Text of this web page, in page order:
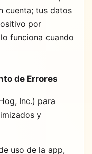
cuenta; tus datos
por
funciona cuando
de Errores
Inc.) para
y
uso de la app,